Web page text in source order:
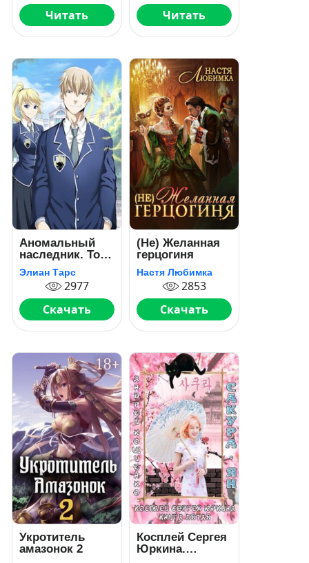
Читать
Читать
Аномальный
наследник. Том
3
Элиан Тарс
2977
Скачать
(Не) Желанная
герцогиня
Настя Любимка
2853
Скачать
Укротитель
амазонок 2
Косплей Сергея
Юркина.